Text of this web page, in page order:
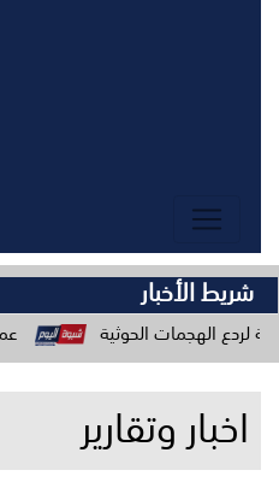
شريط الأخبار
الحوثية عملية «الرد
اخبار وتقارير